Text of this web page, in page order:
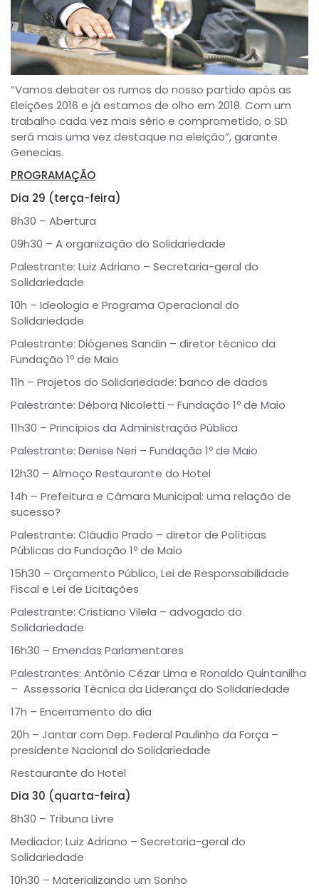
“Vamos debater os rumos do nosso partido após as
Eleições 2016 e já estamos de olho em 2018. Com um
trabalho cada vez mais sério e comprometido, o SD
será mais uma vez destaque na eleição”, garante
Genecias.
PROGRAMAÇÃO
Dia 29 (terça-feira)
8h30 – Abertura
09h30 – A organização do Solidariedade
Palestrante: Luiz Adriano – Secretaria-geral do
Solidariedade
10h – Ideologia e Programa Operacional do
Solidariedade
Palestrante: Diógenes Sandin – diretor técnico da
Fundação 1º de Maio
11h – Projetos do Solidariedade: banco de dados
Palestrante: Débora Nicoletti – Fundação 1º de Maio
11h30 – Princípios da Administração Pública
Palestrante: Denise Neri – Fundação 1º de Maio
12h30 – Almoço Restaurante do Hotel
14h – Prefeitura e Câmara Municipal: uma relação de
sucesso?
Palestrante: Cláudio Prado – diretor de Políticas
Públicas da Fundação 1º de Maio
15h30 – Orçamento Público, Lei de Responsabilidade
Fiscal e Lei de Licitações
Palestrante: Cristiano Vilela – advogado do
Solidariedade
16h30 – Emendas Parlamentares
Palestrantes: Antônio Cézar Lima e Ronaldo Quintanilha
– Assessoria Técnica da Liderança do Solidariedade
17h – Encerramento do dia
20h – Jantar com Dep. Federal Paulinho da Força –
presidente Nacional do Solidariedade
Restaurante do Hotel
Dia 30 (quarta-feira)
8h30 – Tribuna Livre
Mediador: Luiz Adriano – Secretaria-geral do
Solidariedade
10h30 – Materializando um Sonho